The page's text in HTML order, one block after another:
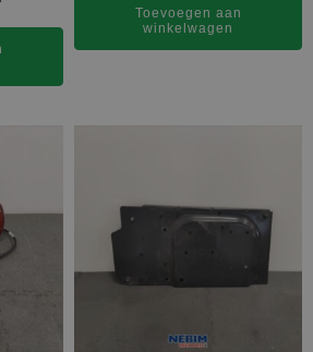
Toevoegen aan
winkelwagen